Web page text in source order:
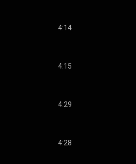
4:14
4:15
4:29
4:28